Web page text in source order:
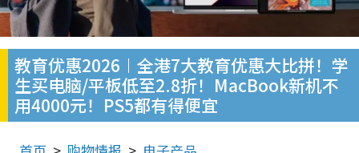
教育优惠2026︱全港7大教育优惠大比拼！学
生买电脑/平板低至2.8折！MacBook新机不
用4000元！PS5都有得便宜